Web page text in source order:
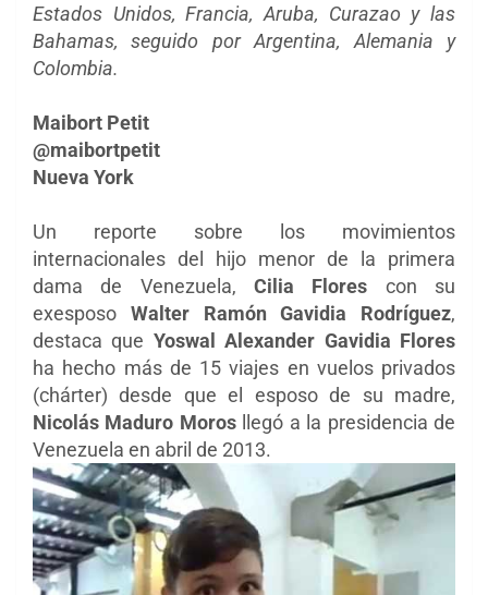
Estados Unidos, Francia, Aruba, Curazao y las
Bahamas, seguido por Argentina, Alemania y
Colombia.
Maibort Petit
@maibortpetit
Nueva York
Un reporte sobre los movimientos
internacionales del hijo menor de la primera
dama de Venezuela, Cilia Flores con su
exesposo Walter Ramón Gavidia Rodríguez,
destaca que Yoswal Alexander Gavidia Flores
ha hecho más de 15 viajes en vuelos privados
(chárter) desde que el esposo de su madre,
Nicolás Maduro Morosllegó a la presidencia de
Venezuela en abril de 2013.